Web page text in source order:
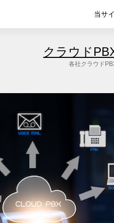
クラウド
各社クラウド
当サ